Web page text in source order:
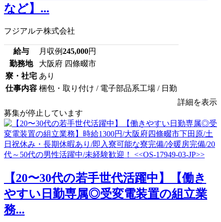
など】...
フジアルテ株式会社
給与 月収例245,000円
勤務地
大阪府 四條畷市
寮・社宅 あり
仕事内容 梱包・取り付け / 電子部品系工場 / 日勤
詳細を表示
募集が停止しています
【20〜30代の若手世代活躍中】【働き
やすい日勤専属◎受変電装置の組立業
務...